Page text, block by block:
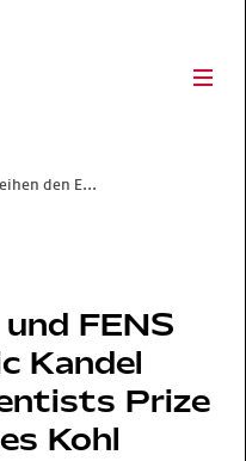
den E...
FENS
Kandel
Prize
Kohl